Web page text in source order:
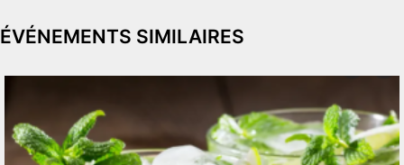
ÉVÉNEMENTS SIMILAIRES